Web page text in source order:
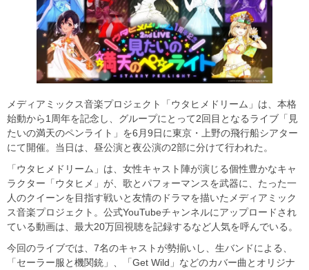
メディアミックス音楽プロジェクト「ウタヒメドリーム」は、本格
始動から1周年を記念し、グループにとって2回目となるライブ「見
たいの満天のペンライト」を6月9日に東京・上野の飛行船シアター
にて開催。当日は、昼公演と夜公演の2部に分けて行われた。
「ウタヒメドリーム」は、女性キャスト陣が演じる個性豊かなキャ
ラクター「ウタヒメ」が、歌とパフォーマンスを武器に、たった一
人のクイーンを目指す戦いと友情のドラマを描いたメディアミック
ス音楽プロジェクト。公式YouTubeチャンネルにアップロードされ
ている動画は、最大20万回視聴を記録するなど人気を呼んでいる。
今回のライブでは、7名のキャストが勢揃いし、生バンドによる、
「セーラー服と機関銃」、「Get Wild」などのカバー曲とオリジナ